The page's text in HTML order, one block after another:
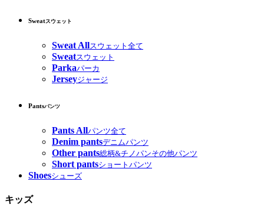
Sweatスウェット
Sweat Allスウェット全て
Sweatスウェット
Parkaパーカ
Jerseyジャージ
Pantsパンツ
Pants Allパンツ全て
Denim pantsデニムパンツ
Other pants総柄&チノパンその他パンツ
Short pantsショートパンツ
Shoesシューズ
キッズ